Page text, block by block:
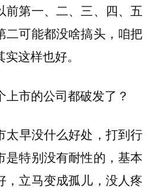
前第一、二、三、四、五
二可能都没啥搞头，咱把
这样也好。
上市的公司都破发了？
太早没什么好处，打到行
是特别没有耐性的，基本
，立马变成孤儿，没人疼